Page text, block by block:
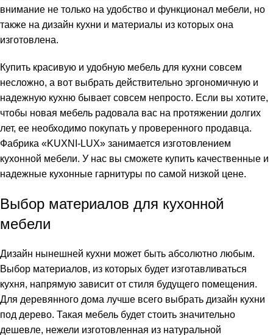
внимание не только на удобство и функционал мебели, но
также на дизайн кухни и материалы из которых она
изготовлена.
Купить красивую и удобную мебель для кухни совсем
несложно, а вот выбрать действительно эргономичную и
надежную кухню бывает совсем непросто. Если вы хотите,
чтобы новая мебель радовала вас на протяжении долгих
лет, ее необходимо покупать у проверенного продавца.
Фабрика «KUXNI-LUX» занимается изготовлением
кухонной мебели. У нас вы сможете купить качественные и
надежные кухонные гарнитуры по самой низкой цене.
Выбор материалов для кухонной
мебели
Дизайн нынешней кухни может быть абсолютно любым.
Выбор материалов, из которых будет изготавливаться
кухня, напрямую зависит от стиля будущего помещения.
Для деревянного дома лучше всего выбрать дизайн кухни
под дерево. Такая мебель будет стоить значительно
дешевле, нежели изготовленная из натуральной